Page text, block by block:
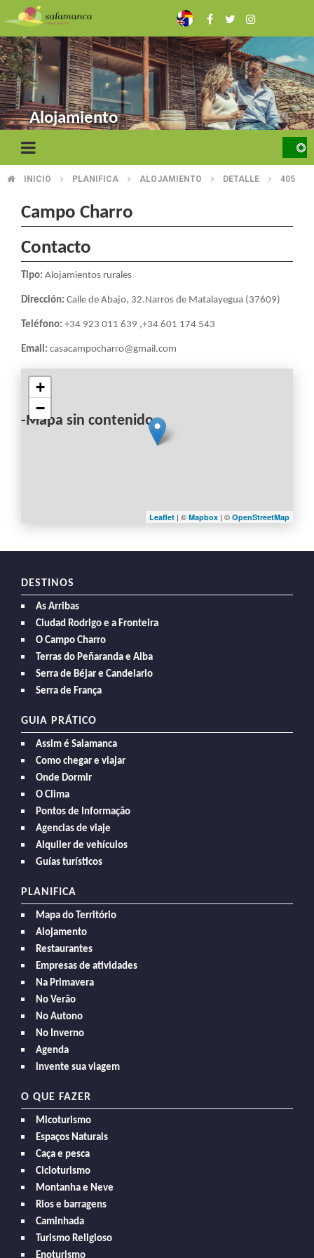
to
main
content
Alojamiento
BREADCRUMB
INICIO PLANIFICA ALOJAMIENTO DETALLE 405
Campo Charro
Contacto
Tipo: Alojamientos rurales
Dirección: Calle de Abajo, 32.Narros de Matalayegua (37609)
Teléfono: +34 923 011 639 ,+34 601 174 543
Email: casacampocharro@gmail.com
-Mapa sin contenido-
+
−
Leaflet | © Mapbox | © OpenStreetMap
DESTINOS
As Arribas
Ciudad Rodrigo e a Fronteira
O Campo Charro
Terras do Peñaranda e Alba
Serra de Béjar e Candelario
Serra de França
GUIA PRÁTICO
Assim é Salamanca
Como chegar e viajar
Onde Dormir
O Clima
Pontos de Informação
Agencias de viaje
Alquiler de vehículos
Guías turísticos
PLANIFICA
Mapa do Território
Alojamento
Restaurantes
Empresas de atividades
Na Primavera
No Verão
No Autono
No Inverno
Agenda
invente sua viagem
O QUE FAZER
Micoturismo
Espaços Naturais
Caça e pesca
Cicloturismo
Montanha e Neve
Rios e barragens
Caminhada
Turismo Religioso
Enoturismo